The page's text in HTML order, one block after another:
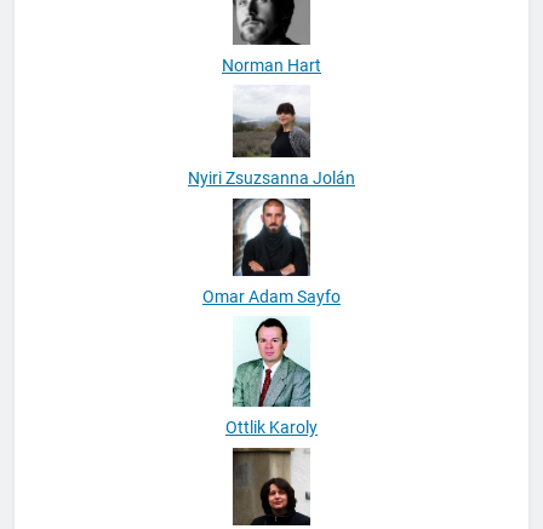
Norman Hart
Nyiri Zsuzsanna Jolán
Omar Adam Sayfo
Ottlik Karoly